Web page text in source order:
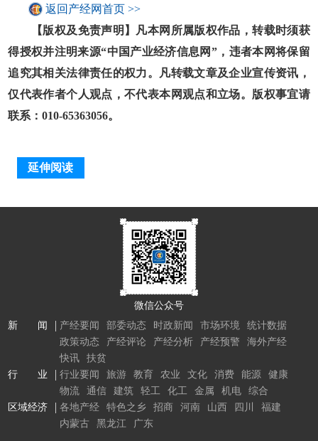
返回产经网首页 >>
【版权及免责声明】凡本网所属版权作品，转载时须获
得授权并注明来源“中国产业经济信息网”，违者本网将保留
追究其相关法律责任的权力。凡转载文章及企业宣传资讯，
仅代表作者个人观点，不代表本网观点和立场。版权事宜请
联系：010-65363056。
延伸阅读
微信公众号
新 闻
产经要闻 部委动态 时政新闻 市场环境
统计数据
政策动态
产经评论 产经分析 产经预警
海外产经
快讯
扶贫
行 业
行业要闻 旅游 教育 农业 文化 消费 能源
健康
物流
通信 建筑 轻工 化工 金属 机电
综合
区域经济
各地产经 特色之乡 招商 河南 山西 四川
福建
内蒙古
黑龙江 广东